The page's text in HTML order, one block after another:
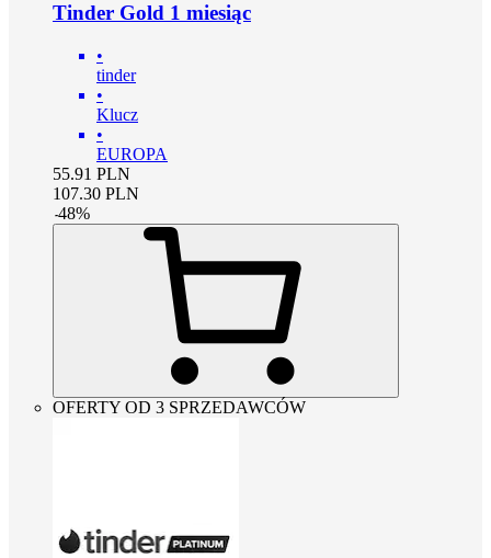
Tinder Gold 1 miesiąc
•
tinder
•
Klucz
•
EUROPA
55.91 PLN
107.30 PLN
-48%
OFERTY OD 3 SPRZEDAWCÓW